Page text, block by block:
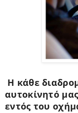
Η κάθε
αυτοκίνητό
εντός του